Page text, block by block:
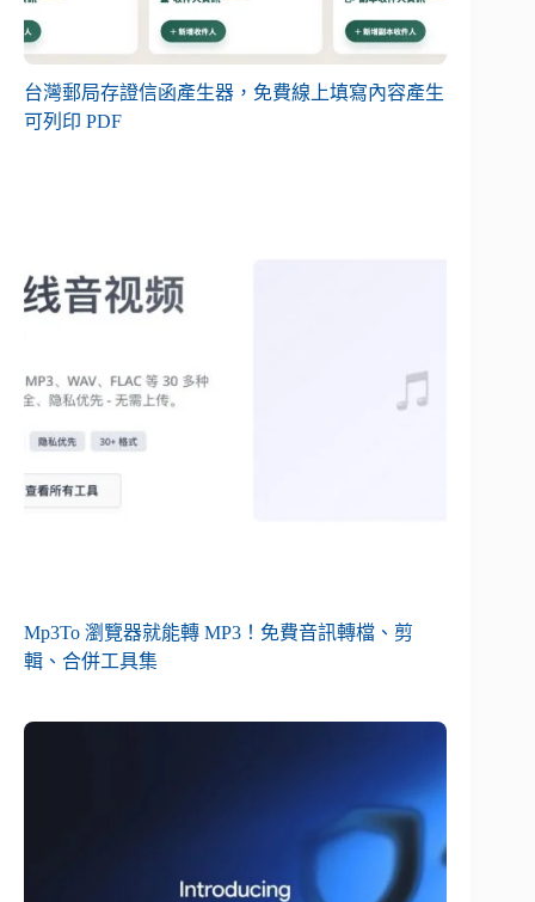
台灣郵局存證信函產生器，免費線上填寫內容產生
可列印 PDF
Mp3To 瀏覽器就能轉 MP3！免費音訊轉檔、剪
輯、合併工具集